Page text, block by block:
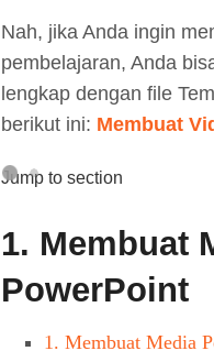
Nah, jika Anda ingin
pembelajaran, Anda
lengkap dengan file
berikut ini: Membuat
Jump to section
1. Membuat
PowerPoint
1. Membuat Media